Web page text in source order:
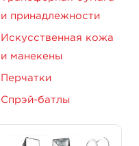
и принадлежности
Искусственная кожа
и манекены
Перчатки
Спрэй-батлы